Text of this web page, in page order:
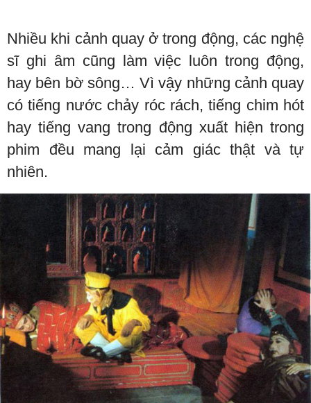
Nhiều khi cảnh quay ở trong động, các nghệ
sĩ ghi âm cũng làm việc luôn trong động,
hay bên bờ sông… Vì vậy những cảnh quay
có tiếng nước chảy róc rách, tiếng chim hót
hay tiếng vang trong động xuất hiện trong
phim đều mang lại cảm giác thật và tự
nhiên.